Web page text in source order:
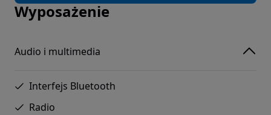
Wyposażenie
Audio i multimedia
Interfejs Bluetooth
Radio